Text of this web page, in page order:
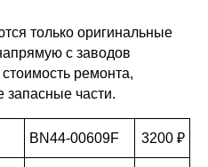
только оригинальные
с заводов
ремонта,
запасные части.
BN44-00609F 3200 ₽